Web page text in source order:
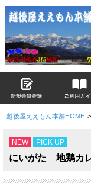
越後屋ええもん本舗HOME >
NEW PICK UP
にいがた 地鶏カ